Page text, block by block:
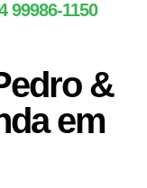
99986-1150
&
em